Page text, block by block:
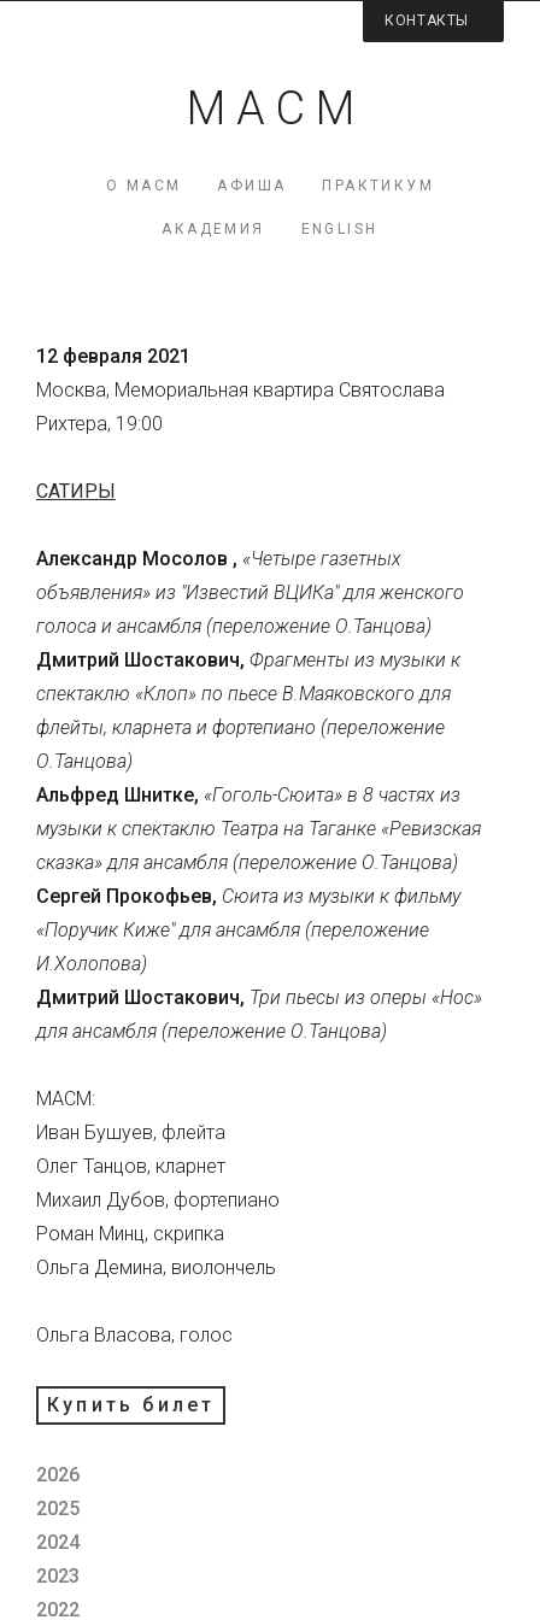
КОНТАКТЫ
М А С М
О МАСМ АФИША ПРАКТИКУМ
АКАДЕМИЯ ENGLISH
12 февраля 2021
Москва, Мемориальная квартира Святослава
Рихтера, 19:00
САТИРЫ
Александр Мосолов , «Четыре газетных
объявления» из "Известий ВЦИКа" для женского
голоса и ансамбля (переложение О.Танцова)
Дмитрий Шостакович, Фрагменты из музыки к
спектаклю «Клоп» по пьесе В.Маяковского для
флейты, кларнета и фортепиано (переложение
О.Танцова)
Альфред Шнитке, «Гоголь-Сюита» в 8 частях из
музыки к спектаклю Театра на Таганке «Ревизская
сказка» для ансамбля (переложение О.Танцова)
Сергей Прокофьев, Сюита из музыки к фильму
«Поручик Киже" для ансамбля (переложение
И.Холопова)
Дмитрий Шостакович, Три пьесы из оперы «Нос»
для ансамбля (переложение О.Танцова)
МАСМ:
Иван Бушуев, флейта
Олег Танцов, кларнет
Михаил Дубов, фортепиано
Роман Минц, скрипка
Ольга Демина, виолончель
Ольга Власова, голос
Купить билет
2026
2025
2024
2023
2022